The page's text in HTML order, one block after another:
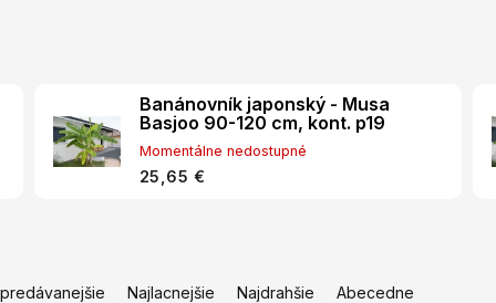
Banánovník japonský - Musa
Basjoo 90-120 cm, kont. p19
Momentálne nedostupné
25,65 €
Najlacnejšie Najdrahšie Abecedne